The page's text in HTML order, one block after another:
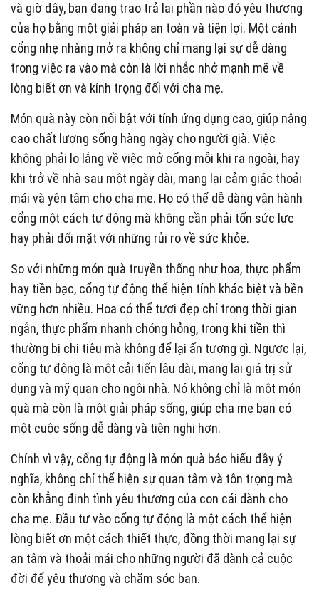
và giờ đây, bạn đang trao trả lại phần nào đó yêu thương
của họ bằng một giải pháp an toàn và tiện lợi. Một cánh
cổng nhẹ nhàng mở ra không chỉ mang lại sự dễ dàng
trong việc ra vào mà còn là lời nhắc nhở mạnh mẽ về
lòng biết ơn và kính trọng đối với cha mẹ.
Món quà này còn nổi bật với tính ứng dụng cao, giúp nâng
cao chất lượng sống hàng ngày cho người già. Việc
không phải lo lắng về việc mở cổng mỗi khi ra ngoài, hay
khi trở về nhà sau một ngày dài, mang lại cảm giác thoải
mái và yên tâm cho cha mẹ. Họ có thể dễ dàng vận hành
cổng một cách tự động mà không cần phải tốn sức lực
hay phải đối mặt với những rủi ro về sức khỏe.
So với những món quà truyền thống như hoa, thực phẩm
hay tiền bạc, cổng tự động thể hiện tính khác biệt và bền
vững hơn nhiều. Hoa có thể tươi đẹp chỉ trong thời gian
ngắn, thực phẩm nhanh chóng hỏng, trong khi tiền thì
thường bị chi tiêu mà không để lại ấn tượng gì. Ngược lại,
cổng tự động là một cải tiến lâu dài, mang lại giá trị sử
dụng và mỹ quan cho ngôi nhà. Nó không chỉ là một món
quà mà còn là một giải pháp sống, giúp cha mẹ bạn có
một cuộc sống dễ dàng và tiện nghi hơn.
Chính vì vậy, cổng tự động là món quà báo hiếu đầy ý
nghĩa, không chỉ thể hiện sự quan tâm và tôn trọng mà
còn khẳng định tình yêu thương của con cái dành cho
cha mẹ. Đầu tư vào cổng tự động là một cách thể hiện
lòng biết ơn một cách thiết thực, đồng thời mang lại sự
an tâm và thoải mái cho những người đã dành cả cuộc
đời để yêu thương và chăm sóc bạn.